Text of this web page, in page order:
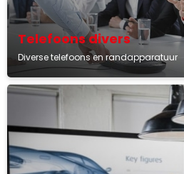
Telefoons divers
Diverse telefoons en randapparatuur